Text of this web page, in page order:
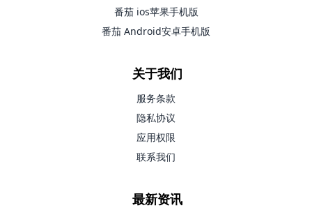
番茄 ios苹果手机版
番茄 Android安卓手机版
关于我们
服务条款
隐私协议
应用权限
联系我们
最新资讯